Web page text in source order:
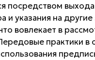
посредством
и указания на
вовлекает в
практики в